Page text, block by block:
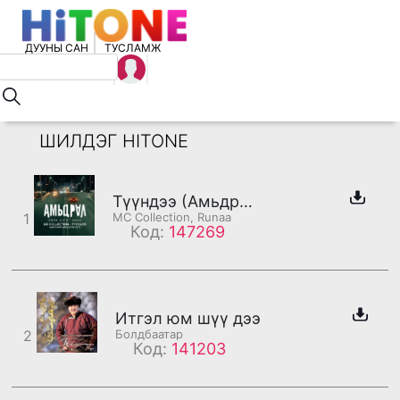
ДУУНЫ САН ТУСЛАМЖ
ШИЛДЭГ HITONE
1
Түүндээ (Амьдрал - OST) /дахилт/
MC Collection, Runaa
Код: 147269
2
Итгэл юм шүү дээ
Болдбаатар
Код: 141203